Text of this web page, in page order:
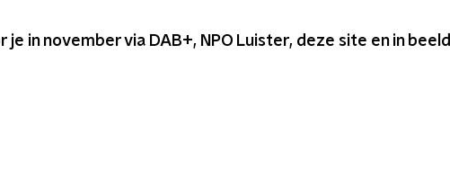
je in november via DAB+, NPO Luister, deze site en in beeld